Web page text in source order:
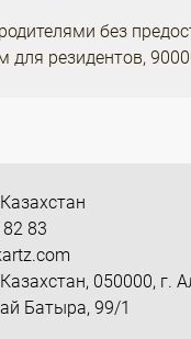
без
резидентов,
83
050000, г.
Батыра, 99/1